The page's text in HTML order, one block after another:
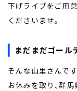
下げライブをご用
くださいませ。
まだまだゴール
そんな山里さんで
お休みを取り、群